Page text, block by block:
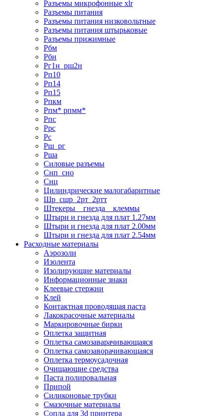
Разъемы микрофонные xlr
Разъемы питания
Разъемы питания низковольтные
Разъемы питания штырьковые
Разъемы прижимные
Рбм
Рбн
Рг1н_рш2н
Рп10
Рп14
Рп15
Рпкм
Рпм* рпмм*
Рпс
Ррс
Рс
Рш_рг
Рша
Силовые разъемы
Снп_сно
Снц
Цилиндрические малогабаритные
Шр_сшр_2рт_2ртт
Штекеры _ гнезда _ клеммы
Штыри и гнезда для плат 1.27мм
Штыри и гнезда для плат 2.00мм
Штыри и гнезда для плат 2.54мм
Расходные материалы
Аэрозоли
Изолента
Изолирующие материалы
Информационные знаки
Клеевые стержни
Клей
Контактная проводящая паста
Лакокрасочные материалы
Маркировочные бирки
Оплетка защитная
Оплетка самозаварачивающаяся
Оплетка самозаворачивающаяся
Оплетка термоусадочная
Очищающие средства
Паста полировальная
Припой
Силиконовые трубки
Смазочные материалы
Сопла для 3d принтера